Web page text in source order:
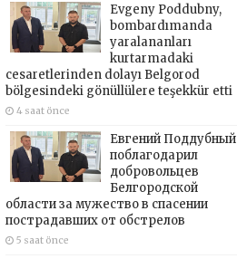
Evgeny Poddubny,
bombardımanda
yaralananları
kurtarmadaki
cesaretlerinden dolayı Belgorod
bölgesindeki gönüllülere teşekkür etti
4 saat önce
Евгений Поддубный
поблагодарил
добровольцев
Белгородской
области за мужество в спасении
пострадавших от обстрелов
5 saat önce